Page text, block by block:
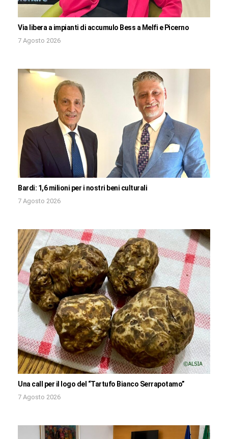
Via libera a impianti di accumulo Bess a Melfi e Picerno
7 Agosto 2026
Bardi: 1,6 milioni per i nostri beni culturali
7 Agosto 2026
Una call per il logo del “Tartufo Bianco Serrapotamo”
7 Agosto 2026